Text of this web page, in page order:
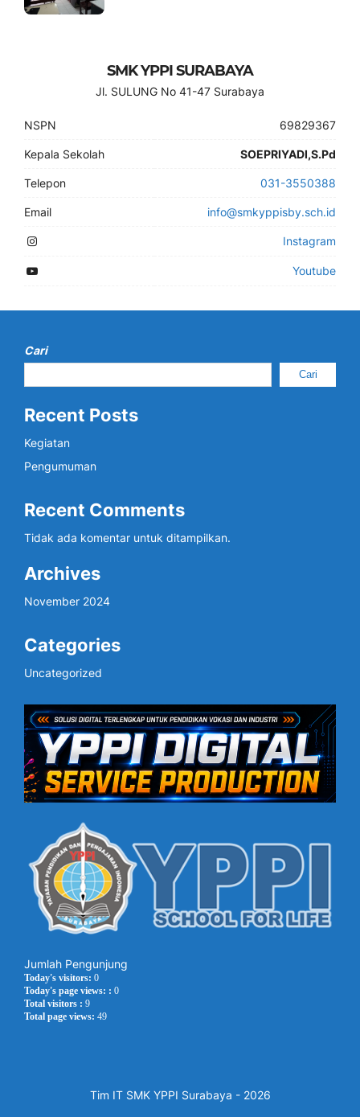
SMK YPPI SURABAYA
Jl. SULUNG No 41-47 Surabaya
NSPN 69829367
Kepala Sekolah SOEPRIYADI,S.Pd
Telepon 031-3550388
Email info@smkyppisby.sch.id
Instagram
Youtube
Cari
Cari
Recent Posts
Kegiatan
Pengumuman
Recent Comments
Tidak ada komentar untuk ditampilkan.
Archives
November 2024
Categories
Uncategorized
Jumlah Pengunjung
Today's visitors: 0
Today's page views: : 0
Total visitors : 9
Total page views: 49
Tim IT SMK YPPI Surabaya - 2026